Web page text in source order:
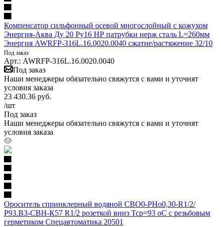
Компенсатор сильфонный осевой многослойный с кожухом
Энергия-Аква Ду 20 Ру16 НР патрубки нерж сталь L=260мм
Энергия AWRFP-316L.16.0020.0040 сжатие/растяжение 32/10
Под заказ
Арт.: AWRFP-316L.16.0020.0040
Под заказ
Наши менеджеры обязательно свяжутся с вами и уточнят
условия заказа
23 430.36 руб.
/шт
Под заказ
Наши менеджеры обязательно свяжутся с вами и уточнят
условия заказа
Ороситель спринклерный водяной СВО0-РНо0,30-R1/2/
Р93.В3-СВН-К57 R1/2 розеткой вниз Тср=93 оС с резьбовым
герметиком Спецавтоматика 20501